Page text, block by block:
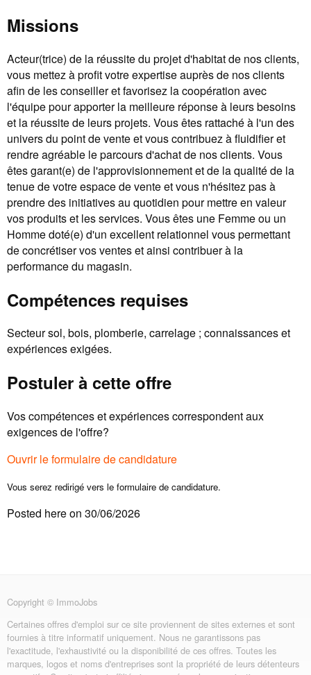
Missions
Acteur(trice) de la réussite du projet d'habitat de nos clients,
vous mettez à profit votre expertise auprès de nos clients
afin de les conseiller et favorisez la coopération avec
l'équipe pour apporter la meilleure réponse à leurs besoins
et la réussite de leurs projets. Vous êtes rattaché à l'un des
univers du point de vente et vous contribuez à fluidifier et
rendre agréable le parcours d'achat de nos clients. Vous
êtes garant(e) de l'approvisionnement et de la qualité de la
tenue de votre espace de vente et vous n'hésitez pas à
prendre des initiatives au quotidien pour mettre en valeur
vos produits et les services. Vous êtes une Femme ou un
Homme doté(e) d'un excellent relationnel vous permettant
de concrétiser vos ventes et ainsi contribuer à la
performance du magasin.
Compétences requises
Secteur sol, bois, plomberie, carrelage ; connaissances et
expériences exigées.
Postuler à cette offre
Vos compétences et expériences correspondent aux
exigences de l'offre?
Ouvrir le formulaire de candidature
Vous serez redirigé vers le formulaire de candidature.
Posted here on 30/06/2026
Copyright © ImmoJobs
Certaines offres d'emploi sur ce site proviennent de sites externes et sont
fournies à titre informatif uniquement. Nous ne garantissons pas
l'exactitude, l'exhaustivité ou la disponibilité de ces offres. Toutes les
marques, logos et noms d'entreprises sont la propriété de leurs détenteurs